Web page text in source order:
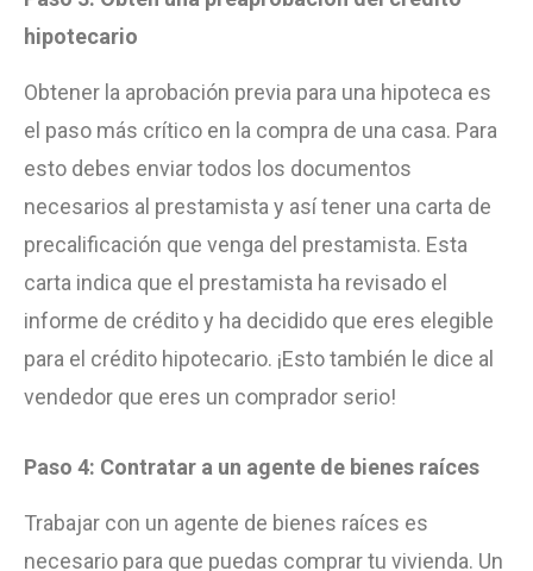
hipotecario
Obtener la aprobación previa para una hipoteca es
el paso más crítico en la compra de una casa. Para
esto debes enviar todos los documentos
necesarios al prestamista y así tener una carta de
precalificación que venga del prestamista. Esta
carta indica que el prestamista ha revisado el
informe de crédito y ha decidido que eres elegible
para el crédito hipotecario. ¡Esto también le dice al
vendedor que eres un comprador serio!
Paso 4: Contratar a un agente de bienes raíces
Trabajar con un agente de bienes raíces es
necesario para que puedas comprar tu vivienda. Un